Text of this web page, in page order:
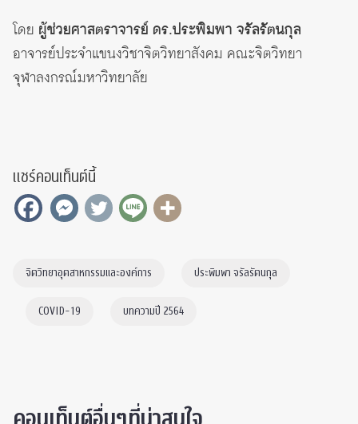
โดย ผู้ช่วยศาสตราจารย์ ดร.ประพิมพา จรัลรัตนกุล
อาจารย์ประจำแขนงวิชาจิตวิทยาสังคม คณะจิตวิทยา
จุฬาลงกรณ์มหาวิทยาลัย
แชร์คอนเท็นต์นี้
จิตวิทยาอุตสาหกรรมและองค์การ ประพิมพา จรัลรัตนกุล
COVID-19 บทความปี 2564